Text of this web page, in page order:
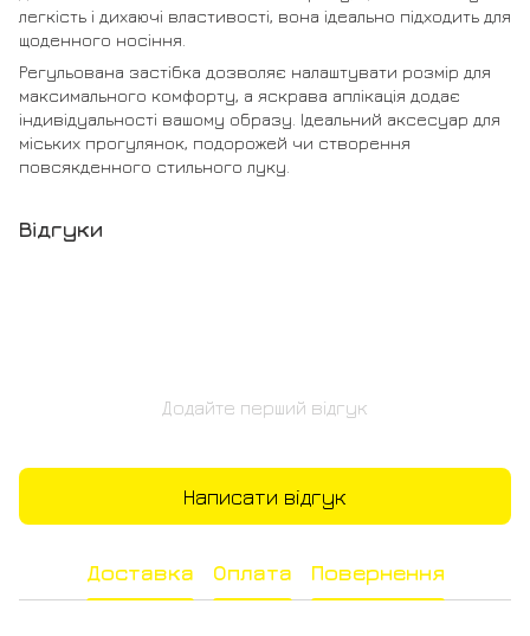
легкість і дихаючі властивості, вона ідеально підходить для
щоденного носіння.
Регульована застібка дозволяє налаштувати розмір для
максимального комфорту, а яскрава аплікація додає
індивідуальності вашому образу. Ідеальний аксесуар для
міських прогулянок, подорожей чи створення
повсякденного стильного луку.
Відгуки
Додайте перший відгук
Написати відгук
Доставка Оплата Повернення